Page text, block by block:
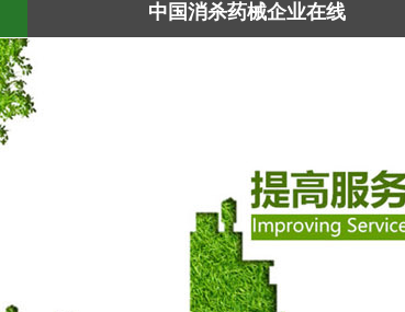
中国消杀药械企业在线